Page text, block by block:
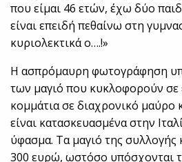
που είμαι 46 ετών, έχω δύο
είναι επειδή πεθαίνω στη
κυριολεκτικά ο….!»
Η ασπρόμαυρη φωτογράφηση
των μαγιό που κυκλοφορούν σε
κομμάτια σε διαχρονικό μαύρο
είναι κατασκευασμένα στην
ύφασμα. Τα μαγιό της
300 ευρώ, ωστόσο υπόσχονται